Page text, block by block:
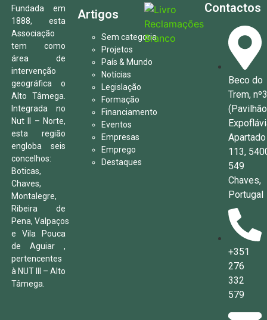
Fundada em
1888, esta
Associação
tem como
área de
intervenção
geográfica o
Alto Tâmega.
Integrada no
Nut II – Norte,
esta região
engloba seis
concelhos:
Boticas,
Chaves,
Montalegre,
Ribeira de
Pena, Valpaços
e Vila Pouca
de Aguiar ,
pertencentes
à NUT III – Alto
Tâmega.
Artigos
Sem categoria
Projetos
País & Mundo
Notícias
Legislação
Formação
Financiamento
Eventos
Empresas
Emprego
Destaques
Contactos
Beco do
Trem,
(Pavilhão
Apartado
113,
549
Chaves,
Portugal
+351
276
332
579